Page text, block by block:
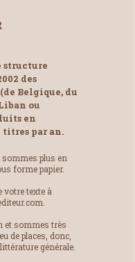
structure
des
Belgique, du
ou
en
titres par an.
sommes plus en
forme papier.
texte à
et sommes très
de places, donc,
générale.